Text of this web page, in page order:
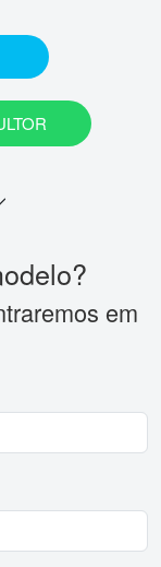
em